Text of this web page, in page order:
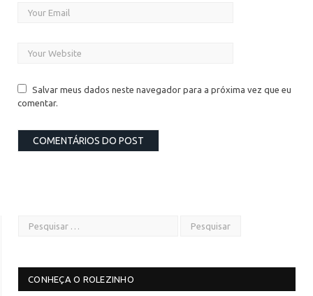
Salvar meus dados neste navegador para a próxima vez que eu
comentar.
CONHEÇA O ROLEZINHO